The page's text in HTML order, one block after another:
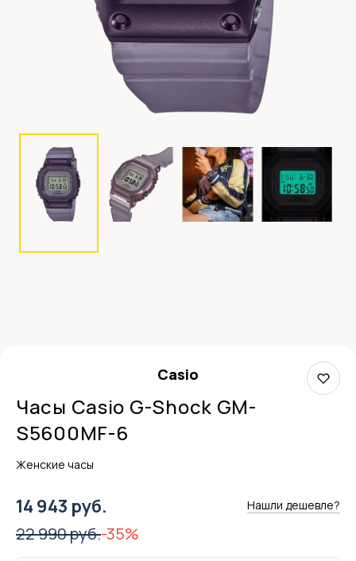
Casio
Часы Casio G-Shock GM-
S5600MF-6
Женские часы
14 943 руб. Нашли дешевле?
22 990 руб.-35%